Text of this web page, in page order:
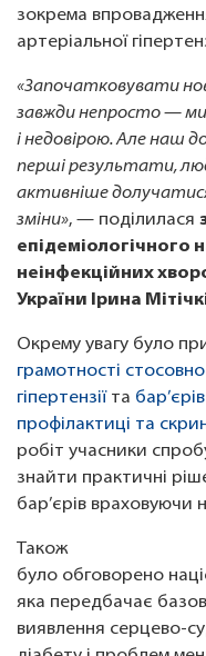
зокрема
артеріальної
«Започатковувати
завжди непросто —
і недовірою. Але наш
перші результати,
активніше
зміни», — поділилася
епідеміологічного
неінфекційних
України Ірина
Окрему увагу було
грамотності
гіпертензіїта
профілактиці та
робіт учасники
знайти практичні
бар’єрів враховуючи
Також
було обговорено
яка передбачає
виявлення серцево-